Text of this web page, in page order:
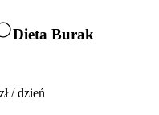
Dieta Burak
/dzień